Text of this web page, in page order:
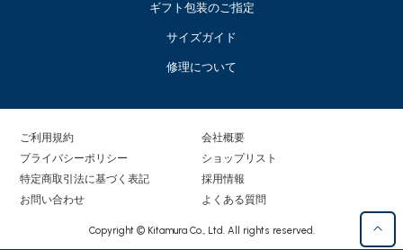
ギフト包装のご指定
サイズガイド
修理について
ご利用規約
プライバシーポリシー
特定商取引法に基づく表記
お問い合わせ
会社概要
ショップリスト
採用情報
よくある質問
Copyright © Kitamura Co., Ltd. All rights reserved.